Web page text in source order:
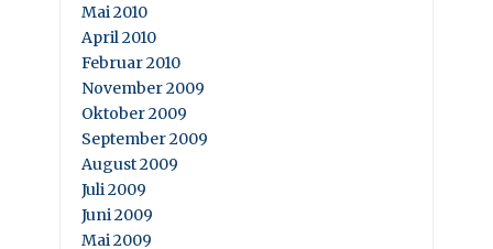
Mai 2010
April 2010
Februar 2010
November 2009
Oktober 2009
September 2009
August 2009
Juli 2009
Juni 2009
Mai 2009